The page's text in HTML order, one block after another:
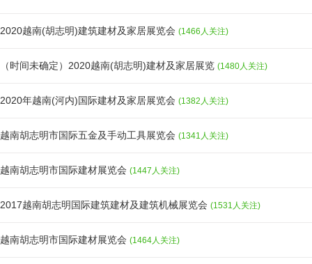
2020越南(胡志明)建筑建材及家居展览会 (1466人关注)
（时间未确定）2020越南(胡志明)建材及家居展览 (1480人关注)
2020年越南(河内)国际建材及家居展览会 (1382人关注)
越南胡志明市国际五金及手动工具展览会 (1341人关注)
越南胡志明市国际建材展览会 (1447人关注)
2017越南胡志明国际建筑建材及建筑机械展览会 (1531人关注)
越南胡志明市国际建材展览会 (1464人关注)